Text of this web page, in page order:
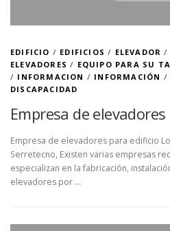
EDIFICIO / EDIFICIOS / ELEVADOR /
ELEVADORES / EQUIPO PARA SU
/ INFORMACION / INFORMACIÓN /
DISCAPACIDAD
Empresa de
Empresa de elevadores para edificio
Serretecno, Existen varias empresas
especializan en la fabricación,
elevadores por …